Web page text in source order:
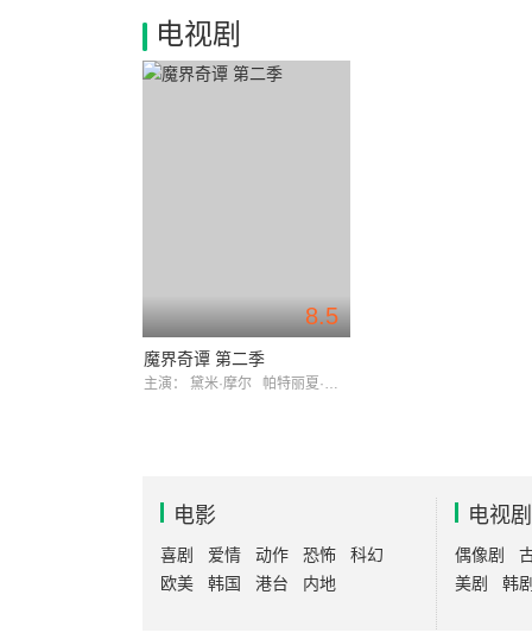
电视剧
8.5
魔界奇谭 第二季
主演： 黛米·摩尔 帕特丽夏·阿奎特
电影
喜剧 爱情 动作 恐怖
科幻
欧美
韩国 港台 内地
电视剧
偶像剧
美剧
韩